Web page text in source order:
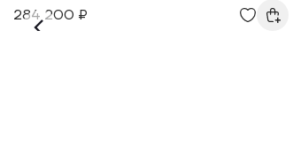
284 200 ₽